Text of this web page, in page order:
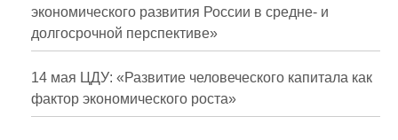
Проблемы прогнозирования
О журнале
Номера журналов
экономического развития России в средне- и
долгосрочной перспективе»
14 мая ЦДУ: «Развитие человеческого капитала как
фактор экономического роста»